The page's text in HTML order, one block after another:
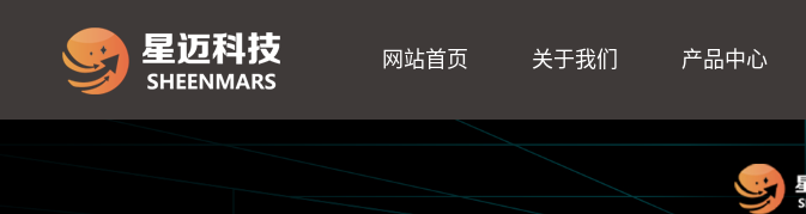
网站首页 关于我们
公司简介
企业文化
产品中心
传感器
富勒烯